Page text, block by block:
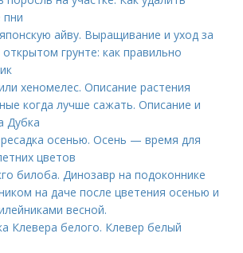
пни
айву. Выращивание и уход за
грунте: как правильно
хеномелес. Описание растения
когда лучше сажать. Описание и
Дубка
осенью. Осень — время для
цветов
билоба. Динозавр на подоконнике
на даче после цветения осенью и
весной.
Клевера белого. Клевер белый